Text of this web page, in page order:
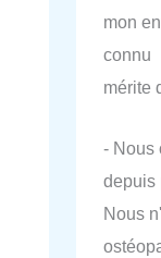
mon
connu
mérite
- Nous
depuis
Nous